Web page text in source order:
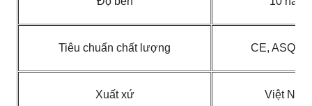
Tiêu chuẩn chất lượng CE, ASQ,
Xuất xứ Việt Nam